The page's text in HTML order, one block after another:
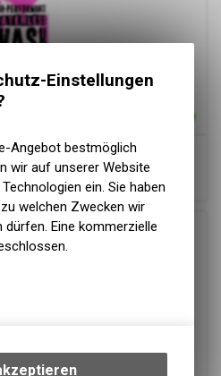
pink, 750
Einstellungen
Angebot bestmöglich
wir auf unserer Website
ein. Sie haben
welchen Zwecken wir
dürfen. Eine kommerzielle
Interaktionen und